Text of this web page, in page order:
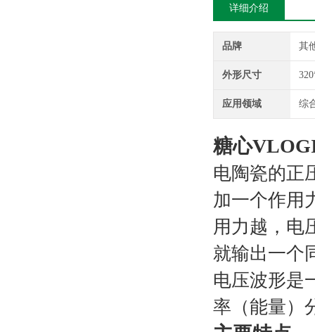
详细介绍
品牌 其
外形尺寸
应用领域 综
糖心
电陶瓷的正
加一个作用力
用力越，
就输出一个
电压波形是
率（能量）